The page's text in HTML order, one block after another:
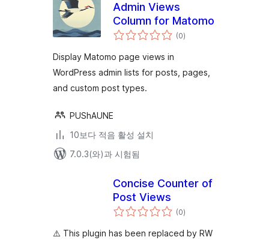
Admin Views
Column for Matomo
(0전
체)
Display Matomo page views in
WordPress admin lists for posts, pages,
and custom post types.
PUShAUNE
10보다 적음 활성 설치
7.0.3(와)과 시험됨
Concise Counter of
Post Views
(0전
체
점
)
⚠️ This plugin has been replaced by RW